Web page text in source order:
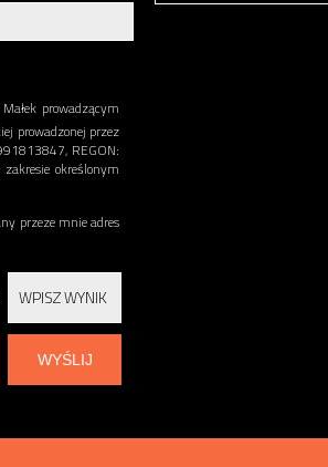
prowadzącym
prowadzonej przez
REGON:
określonym
przeze mnie adres